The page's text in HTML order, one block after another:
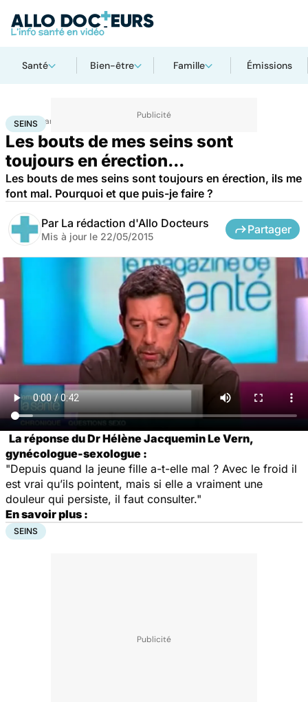
Santé Bien-être Famille Émissions
Accueil Santé
SEINS
Les bouts de mes seins sont
toujours en érection...
Les bouts de mes seins sont toujours en érection, ils me
font mal. Pourquoi et que puis-je faire ?
Par La rédaction d'Allo Docteurs
Mis à jour le 22/05/2015
Partager
La réponse du Dr Hélène Jacquemin Le Vern,
gynécologue-sexologue :
"Depuis quand la jeune fille a-t-elle mal ? Avec le froid il
est vrai qu’ils pointent, mais si elle a vraiment une
douleur qui persiste, il faut consulter."
En savoir plus :
SEINS